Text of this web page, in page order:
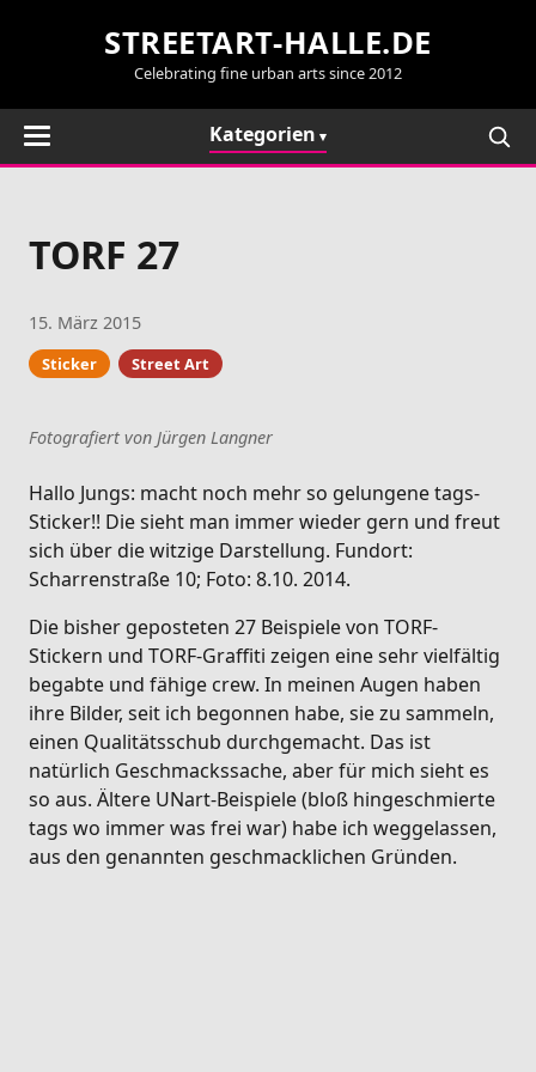
STREETART-HALLE.DE
Celebrating fine urban arts since 2012
Kategorien
TORF 27
15. März 2015
Sticker Street Art
Fotografiert von Jürgen Langner
Hallo Jungs: macht noch mehr so gelungene tags-
Sticker!! Die sieht man immer wieder gern und freut
sich über die witzige Darstellung. Fundort:
Scharrenstraße 10; Foto: 8.10. 2014.
Die bisher geposteten 27 Beispiele von TORF-
Stickern und TORF-Graffiti zeigen eine sehr vielfältig
begabte und fähige crew. In meinen Augen haben
ihre Bilder, seit ich begonnen habe, sie zu sammeln,
einen Qualitätsschub durchgemacht. Das ist
natürlich Geschmackssache, aber für mich sieht es
so aus. Ältere UNart-Beispiele (bloß hingeschmierte
tags wo immer was frei war) habe ich weggelassen,
aus den genannten geschmacklichen Gründen.